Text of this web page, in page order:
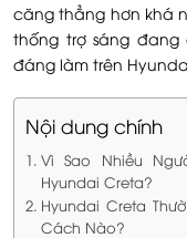
căng thẳng hơn khá
thống trợ sáng
đáng làm trên
Nội dung chính
Vì Sao Nhiều
Hyundai Creta?
Hyundai Creta
Cách Nào?